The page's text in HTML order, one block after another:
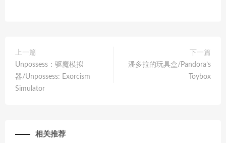
上一篇
Unpossess：驱魔模拟
器/Unpossess: Exorcism
Simulator
下一篇
潘多拉的玩具盒/Pandora’s
Toybox
相关推荐